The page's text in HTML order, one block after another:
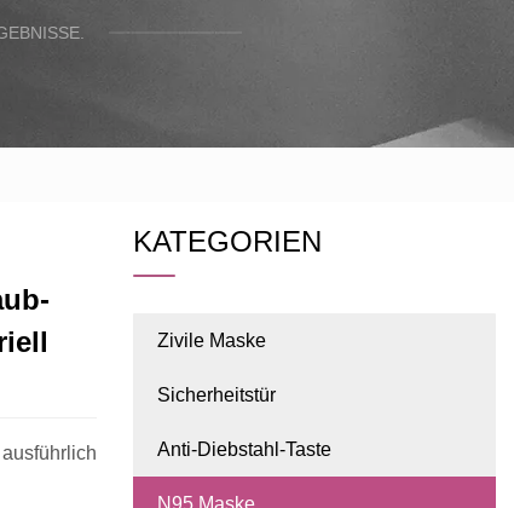
KATEGORIEN
Zivile Maske
Sicherheitstür
Anti-Diebstahl-Taste